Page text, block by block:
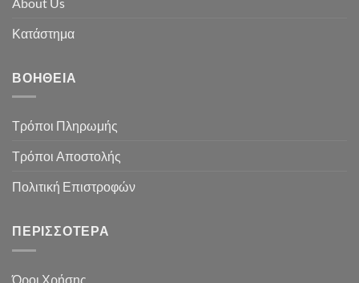
Κατάστημα
ΒΟΉΘΕΙΑ
Τρόποι Πληρωμής
Τρόποι Αποστολής
Πολιτική Επιστροφών
ΠΕΡΙΣΣΌΤΕΡΑ
Όροι Χρήσης